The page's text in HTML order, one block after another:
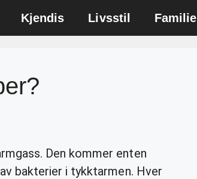
Kjendis Livsstil Familie
Den kommer enten
bakterier i tykktarmen. Hver